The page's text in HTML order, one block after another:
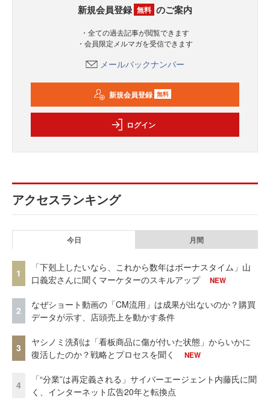
新規会員登録 無料 のご案内
・全ての過去記事が閲覧できます
・会員限定メルマガを受信できます
メールバックナンバー
新規会員登録 無料
ログイン
アクセスランキング
今日 月間
1
「下剋上したいなら、これから数年はボーナスタイム」山
口義宏さんに聞くマーケターのスキルアップ
NEW
2
なぜショート動画の「CM流用」は成果が出ないのか？購買
データが示す、店頭売上を動かす条件
3
ヤシノミ洗剤は「看板商品に傷が付いた状態」からいかに
復活したのか？戦略とプロセスを聞く
NEW
4
「“分業”は再定義される」サイバーエージェント内藤氏に聞
く、インターネット広告20年と転換点